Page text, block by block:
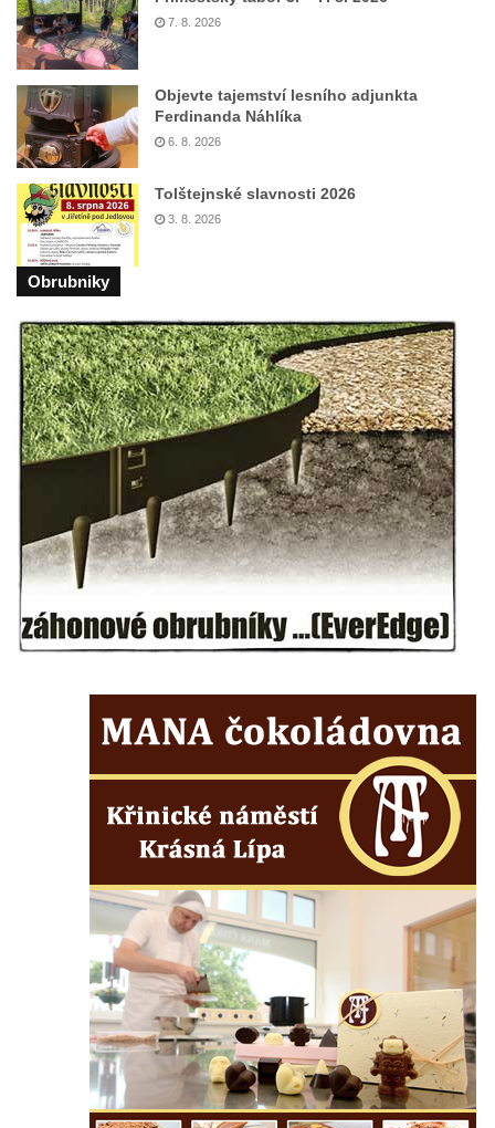
Všestudech
Kostel svatého Václava ve Strupčicích
Kaple v Michalovicích
Kostel svatého Mikuláše ve Velkých
Žernosekách
Kaple svatého Urbana ve Velkých
Žernosekách
Kaple svatého Huberta u hradiště Hrádek u
Libochovan
Kostel Narození Panny Marie v
Libochovanech
Márnice u kostel svatého Jana
Nepomuckého ve Starých Křečanech
Kostel svatého Jana Nepomuckého ve
Starých Křečanech
Kostel svatého Václava v Srbské Kamenici
Kostel svatého Kryštofa v Kryštofově Údolí
Hrobka rodiny Havlovy na hřbitově v
Kostel Nejsvětější Trojice na hřbitově v
Chloumečku v Mělníku
Kaple v centru Roudníčku
Kaple u domu čp. 51 v Roudníčku
Kaple v Brníkově
Kostel svatého Floriána v Podbradci
Kaple na západním okraji Ředhoště
Kostel svatého Jiljí v Ředhošti
Kaple severně od Ředhoště
7. 8. 2026
Objevte tajemství lesního adjunkta
Ferdinanda Náhlíka
6. 8. 2026
Tolštejnské slavnosti 2026
3. 8. 2026
Obrubniky